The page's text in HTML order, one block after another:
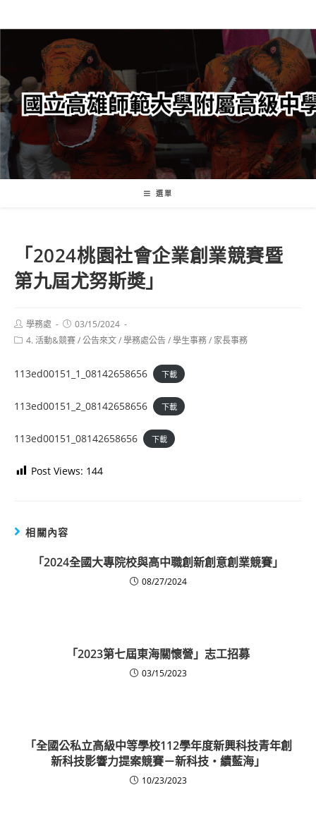
轉
要
內
容
選單
「2024桃園社會企業創業競賽暨
第九屆尤努斯奬」
Post
author:
學務處
Post
published:
03/15/2024
Post4. 活動&競賽/公告來文/學務處公告/學生事務/ 家長事務
113ed00151_1_08142658656 下載
113ed00151_2_08142658656 下載
113ed00151_08142658656 下載
Post Views: 144
相關內容
「2024全國大專院校與高中職創新創意創業競賽」
08/27/2024
「2023第七屆東海關懷營」志工招募
03/15/2023
「全國公私立高級中等學校112學年度新興科技青年創
新科技影響力提案競賽－新科技‧續藍海」
10/23/2023